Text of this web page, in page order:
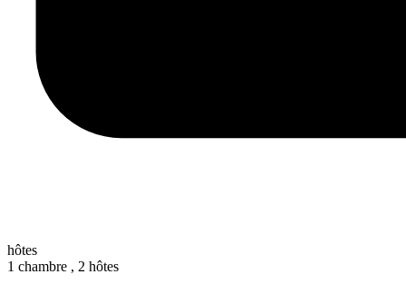
hôtes
1 chambre , 2 hôtes